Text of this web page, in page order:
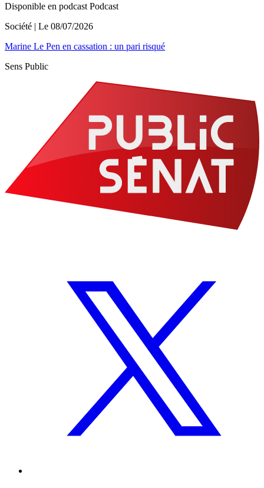
Disponible en podcast Podcast
Société | Le 08/07/2026
Marine Le Pen en cassation : un pari risqué
Sens Public